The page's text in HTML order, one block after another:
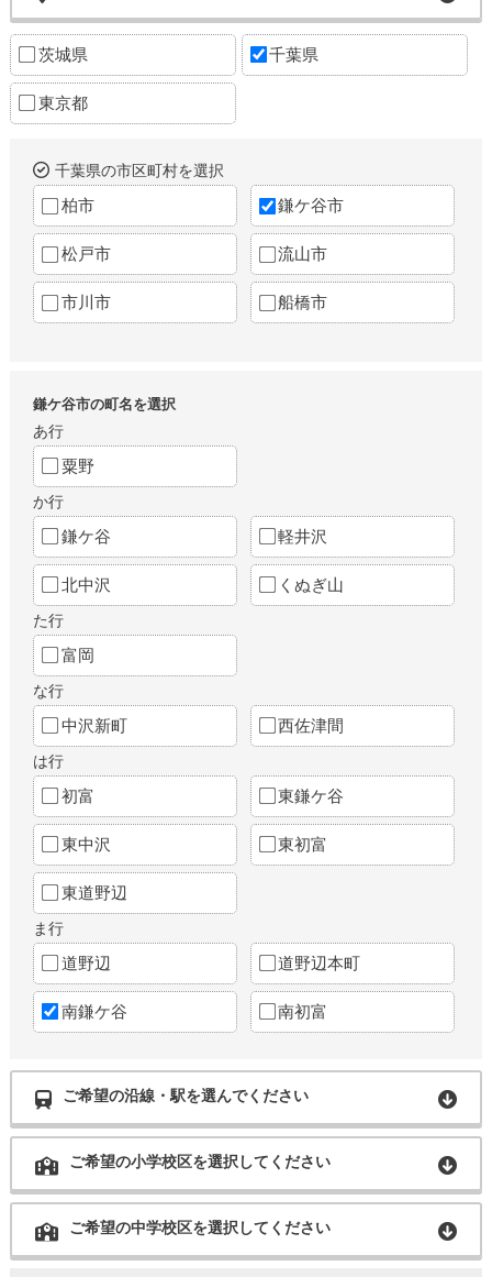
茨城県 千葉県
東京都
千葉県の市区町村を選択
柏市 鎌ケ谷市
松戸市 流山市
市川市 船橋市
鎌ケ谷市の町名を選択
あ行
粟野
か行
鎌ケ谷 軽井沢
北中沢 くぬぎ山
た行
富岡
な行
中沢新町 西佐津間
は行
初富 東鎌ケ谷
東中沢 東初富
東道野辺
ま行
道野辺 道野辺本町
南鎌ケ谷 南初富
ご希望の沿線・駅を選んでください
ご希望の小学校区を選択してください
ご希望の中学校区を選択してください